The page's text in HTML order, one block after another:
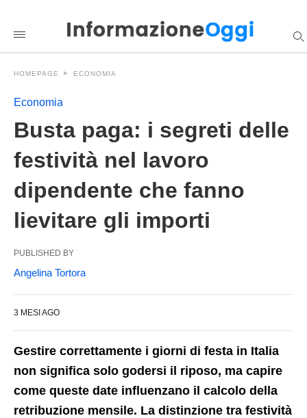
informazioneoggi
/2026/05/06/busta-
i-
delle-
nel-
dipendente-
che-
lievitare-
HOMEPAGE ECONOMIA
Economia
Busta paga: i segreti delle
festività nel lavoro
dipendente che fanno
lievitare gli importi
PUBLISHED BY
Angelina Tortora
3 MESI AGO
Gestire correttamente i giorni di festa in Italia
non significa solo godersi il riposo, ma capire
come queste date influenzano il calcolo della
retribuzione mensile. La distinzione tra festività